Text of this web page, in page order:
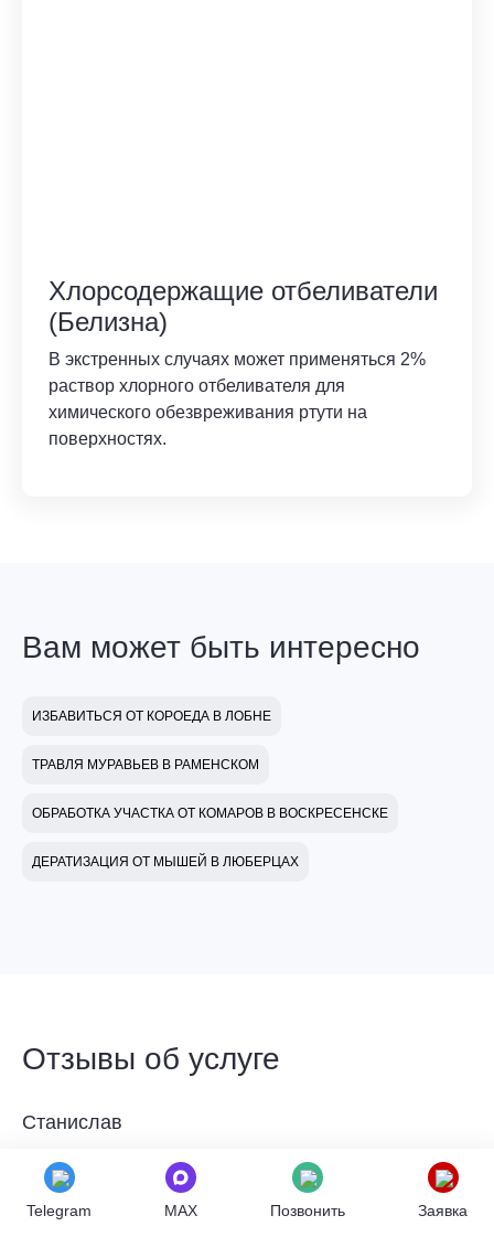
Хлорсодержащие отбеливатели
(Белизна)
В экстренных случаях может применяться 2%
раствор хлорного отбеливателя для
химического обезвреживания ртути на
поверхностях.
Вам может быть интересно
ИЗБАВИТЬСЯ ОТ КОРОЕДА В ЛОБНЕ
ТРАВЛЯ МУРАВЬЕВ В РАМЕНСКОМ
ОБРАБОТКА УЧАСТКА ОТ КОМАРОВ В ВОСКРЕСЕНСКЕ
ДЕРАТИЗАЦИЯ ОТ МЫШЕЙ В ЛЮБЕРЦАХ
Отзывы об услуге
Станислав
Разбил градусник на кухне, ртуть закатилась в щели
между плиткой и под плинтус. Собирать самому было
Telegram MAX Позвонить Заявка